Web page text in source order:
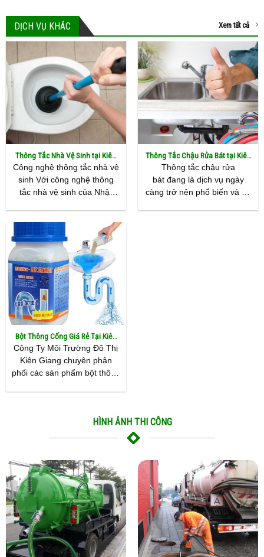
DỊCH VỤ KHÁC Xem tất cả
Thông Tắc Nhà Vệ Sinh tại Kiên
Giang
Công nghệ thông tắc nhà vệ
sinh Với công nghệ thông
tắc nhà vệ sinh của Nhật
chung. Giúp công tác thông
tắc nhanh, gọn, sạch, an
toàn. Nhanh nhưng không
ẩu, cẩn thận tới từng khâu,
không làm mất [...]
Thông Tắc Chậu Rửa Bát tại Kiên
Giang
Thông tắc chậu rửa
bát đang là dịch vụ ngày
càng trở nên phổ biến và có
Bột Thông Cống Giá Rẻ Tại Kiên
Giang
Công Ty Môi Trường Đô Thị
Kiên Giang chuyên phân
phối các sản phẩm bột thông
cống Hando, bột thông cống
bột thông cống Micrô Phốt,
[...]
HÌNH ẢNH THI CÔNG